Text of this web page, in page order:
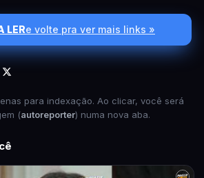
LERe volte pra ver mais links »
para indexação. Ao clicar, você será
(autoreporter) numa nova aba.